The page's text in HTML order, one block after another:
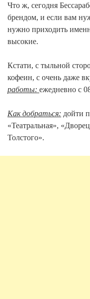
Что ж, сегодня
брендом, и если вам
нужно приходить
высокие.
Кстати, с тыльной
кофеин, с очень даже
работы: ежедневно с
Как добраться: дойти
«Театральная»,
Толстого».